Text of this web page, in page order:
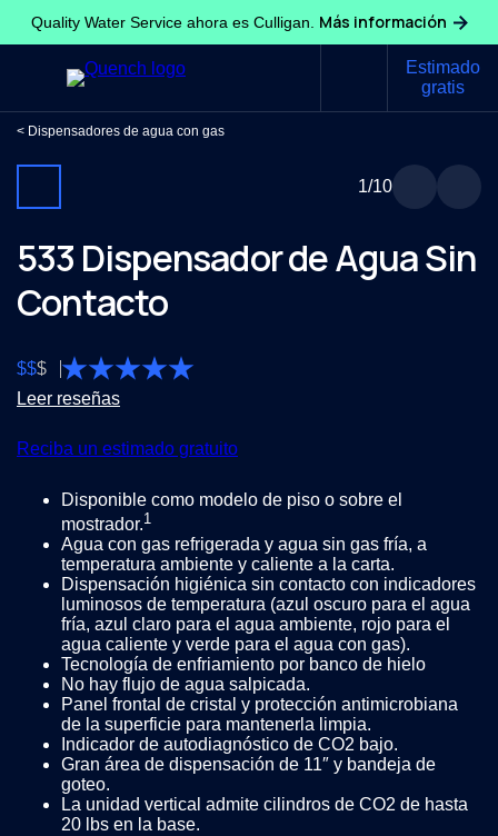
Quality Water Service ahora es Culligan. Más información
Estimado
gratis
Dispensadores de agua con gas
1/10
533 Dispensador de Agua Sin
Contacto
$$$
Leer reseñas
Reciba un estimado gratuito
Disponible como modelo de piso o sobre el
mostrador.1
Agua con gas refrigerada y agua sin gas fría, a
temperatura ambiente y caliente a la carta.
Dispensación higiénica sin contacto con indicadores
luminosos de temperatura (azul oscuro para el agua
fría, azul claro para el agua ambiente, rojo para el
agua caliente y verde para el agua con gas).
Tecnología de enfriamiento por banco de hielo
No hay flujo de agua salpicada.
Panel frontal de cristal y protección antimicrobiana
de la superficie para mantenerla limpia.
Indicador de autodiagnóstico de CO2 bajo.
Gran área de dispensación de 11″ y bandeja de
goteo.
La unidad vertical admite cilindros de CO2 de hasta
20 lbs en la base.